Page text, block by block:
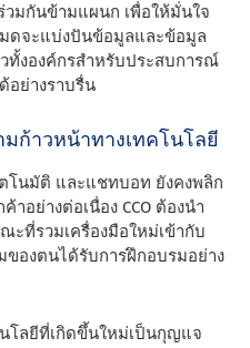
วมกันข้ามแผนก เพื่อให้มั่นใจ
ดจะแบ่งปันข้อมูลและข้อมูล
ทั้งองค์กรสําหรับประสบการณ์
อย่างราบรื่น
มก้าวหน้าทางเทคโนโลยี
โนมัติ และแชทบอท ยังคงพลิก
อย่างต่อเนื่อง CCO ต้องนํา
ะที่รวมเครื่องมือใหม่เข้ากับ
องตนได้รับการฝึกอบรมอย่าง
โลยีที่เกิดขึ้นใหม่เป็นกุญแจ